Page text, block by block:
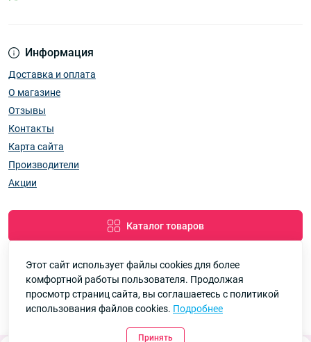
Информация
Доставка и оплата
О магазине
Отзывы
Контакты
Карта сайта
Производители
Акции
Каталог товаров
7км Одеса — Одяг і аксесуари оптом © 2026
Этот сайт использует файлы cookies для более
комфортной работы пользователя. Продолжая
просмотр страниц сайта, вы соглашаетесь с политикой
использования файлов cookies. Подробнее
Принять